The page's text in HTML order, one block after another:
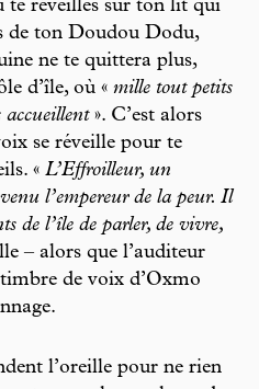
te réveilles sur ton lit qui
de ton Doudou Dodu,
ne te quittera plus,
d’île, où « mille tout petits
accueillent». C’est alors
se réveille pour te
« L’Effroilleur, un
l’empereur de la peur. Il
de l’île de parler, de vivre,
– alors que l’auditeur
de voix d’Oxmo
l’oreille pour ne rien